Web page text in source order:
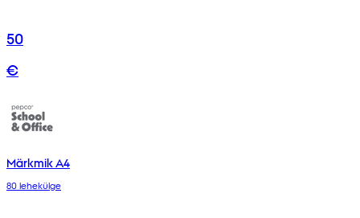
50
€
Märkmik A4
80 lehekülge